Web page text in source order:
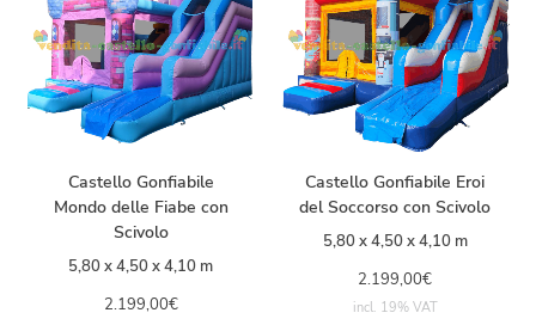
Castello Gonfiabile
Mondo delle Fiabe con
Scivolo
5,80 x 4,50 x 4,10 m
2.199,00€
Castello Gonfiabile Eroi
del Soccorso con Scivolo
5,80 x 4,50 x 4,10 m
2.199,00€
incl. 19% VAT